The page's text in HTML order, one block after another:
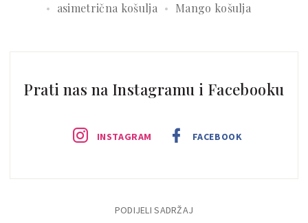
asimetrična košulja
Mango košulja
Prati nas na Instagramu i Facebooku
INSTAGRAM FACEBOOK
PODIJELI SADRŽAJ